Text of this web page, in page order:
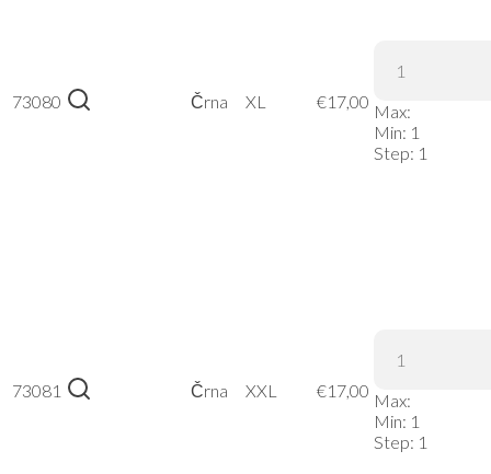
73080 Črna XL €17,00 Max:
Min: 1
Step: 1
73081 Črna XXL €17,00 Max:
Min: 1
Step: 1